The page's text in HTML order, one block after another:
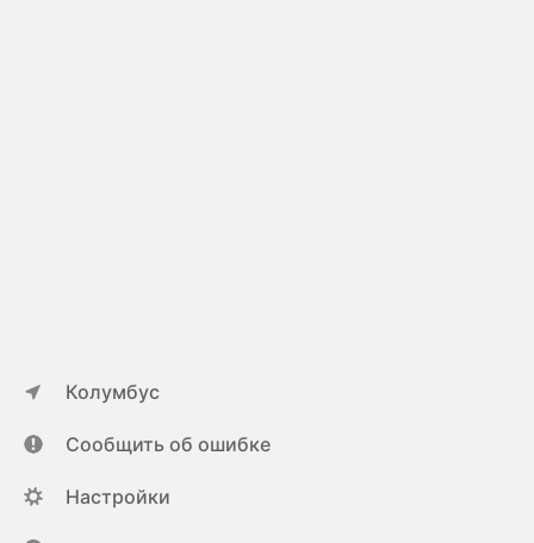
Колумбус
Сообщить об ошибке
Настройки